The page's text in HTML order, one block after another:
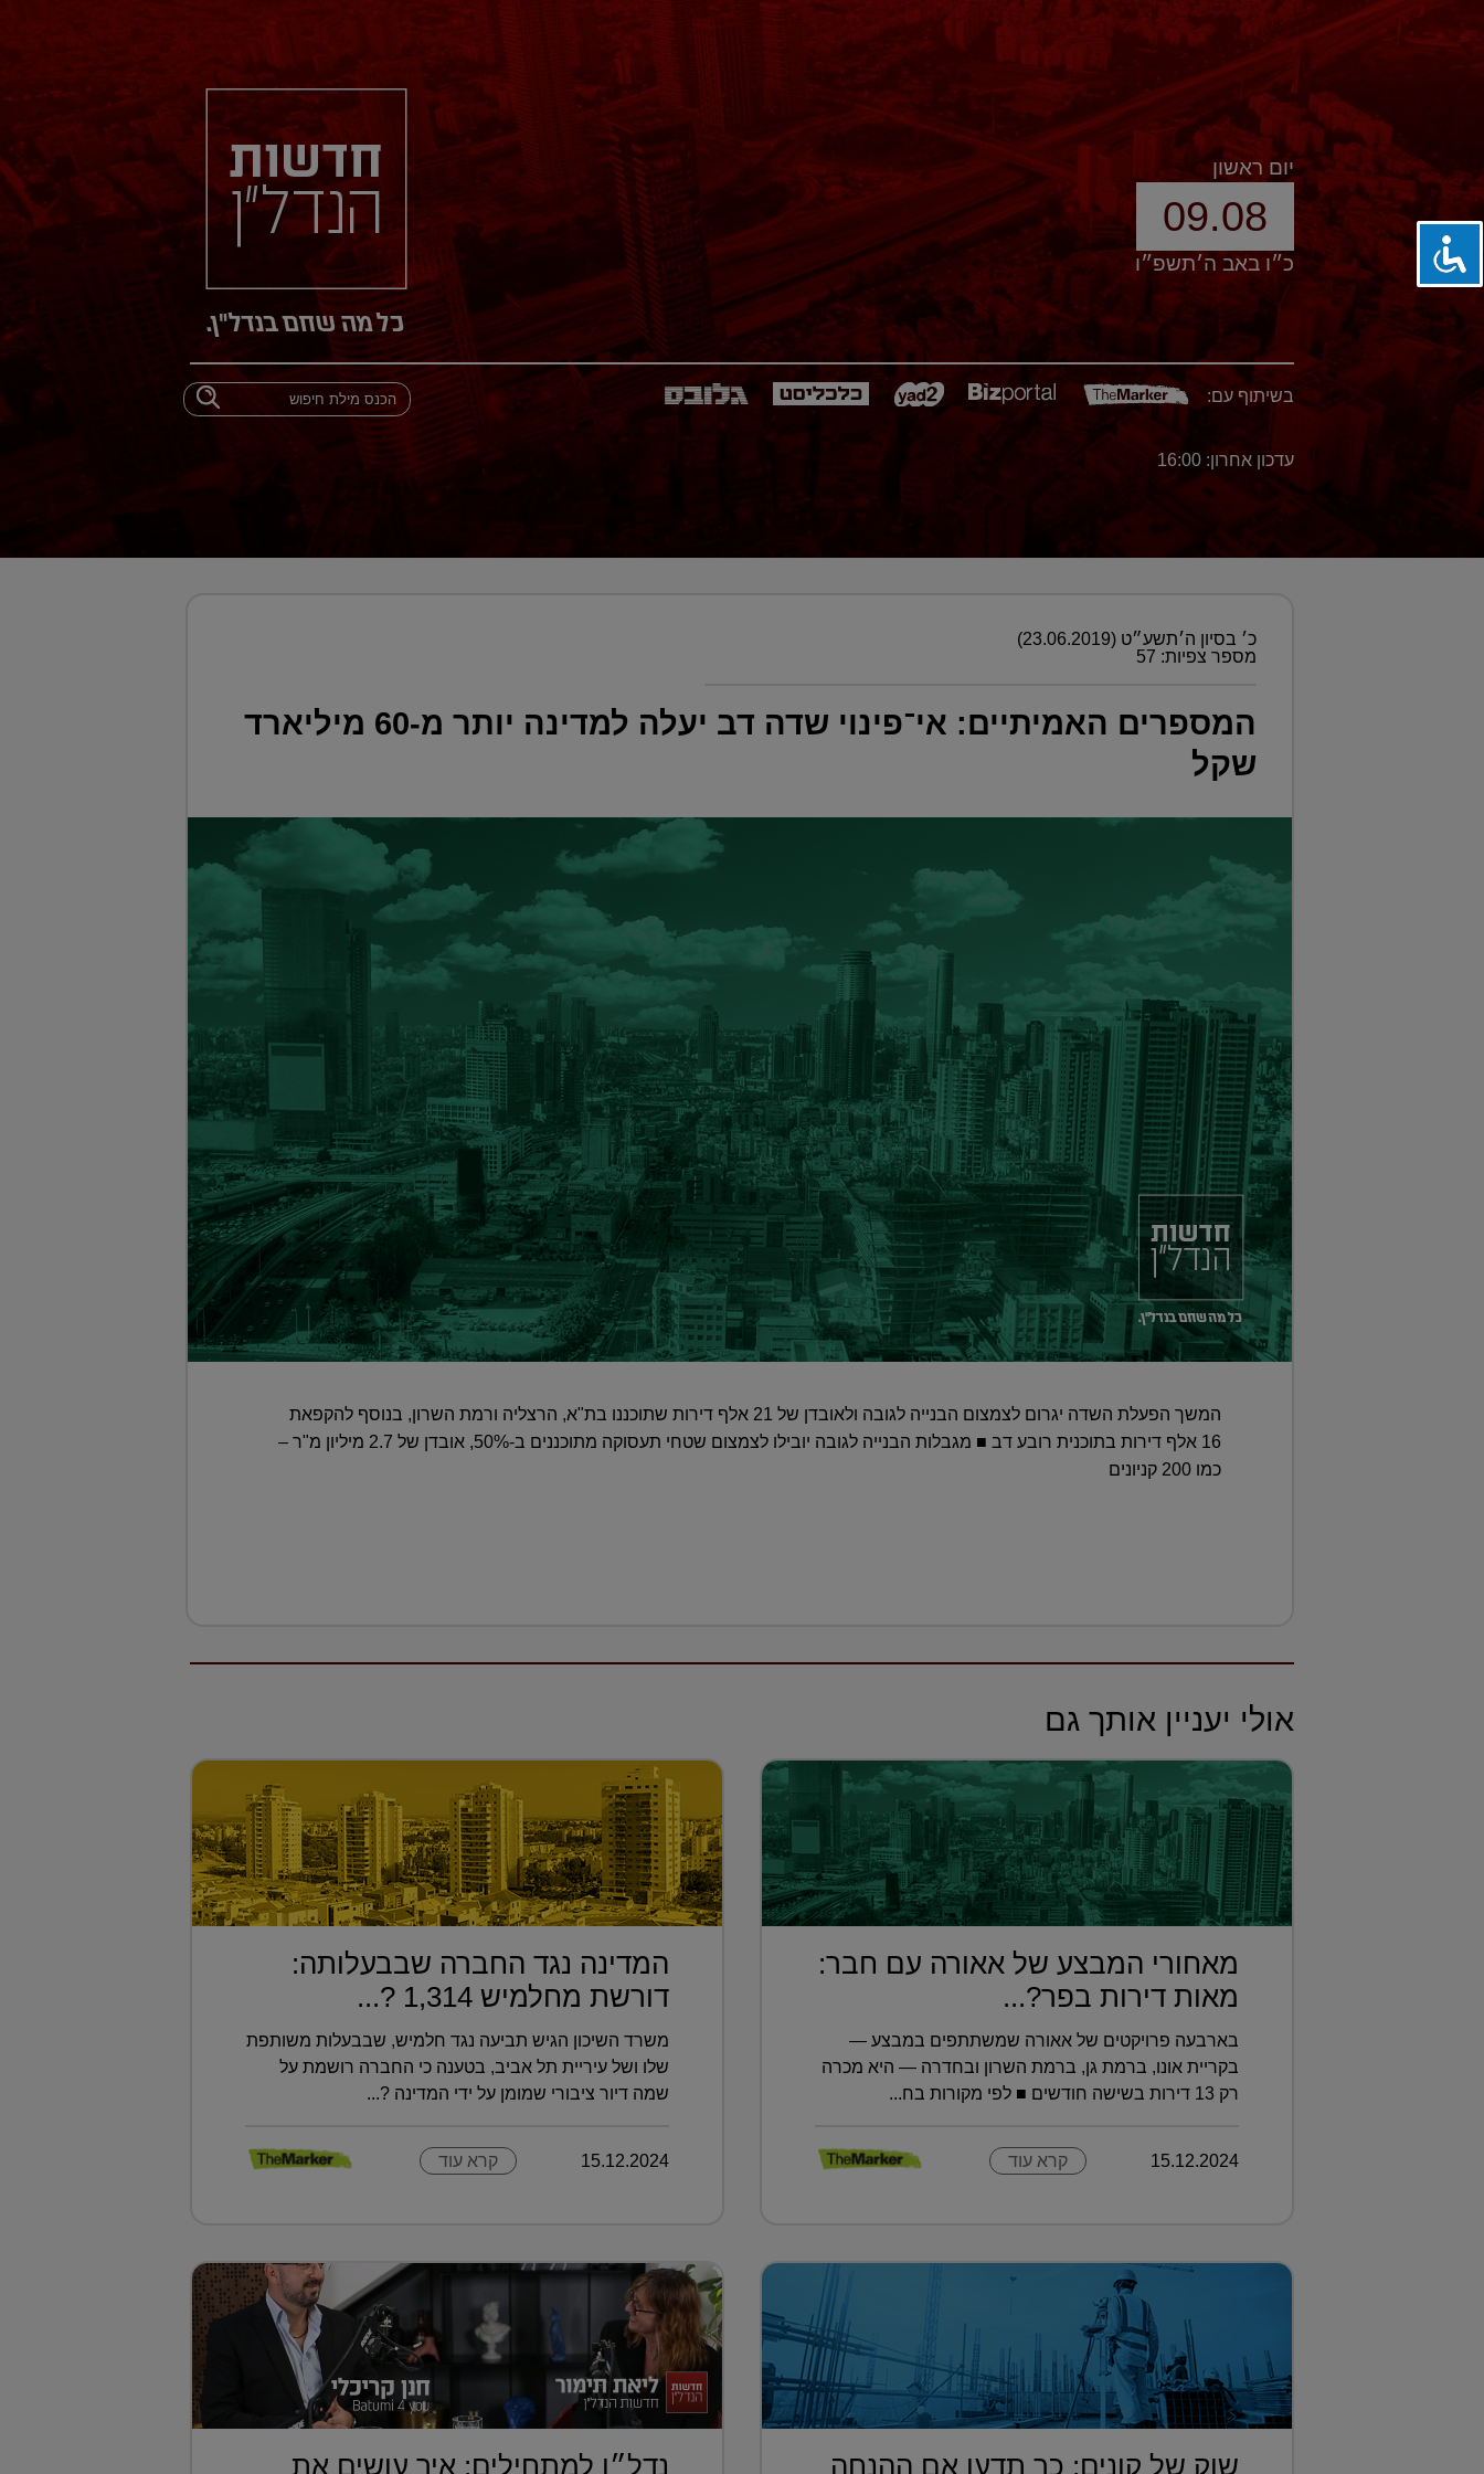
יום ראשון
09.08
כ״ו באב ה׳תשפ״ו
בשיתוף עם:
עדכון אחרון: 16:00
כ׳ בסיון ה׳תשע״ט (23.06.2019)
מספר צפיות: 57
המספרים האמיתיים: אי־פינוי שדה דב יעלה למדינה יותר מ-60 מיליארד
שקל
המשך הפעלת השדה יגרום לצמצום הבנייה לגובה ולאובדן של 21 אלף דירות שתוכננו בת"א, הרצליה ורמת השרון, בנוסף להקפאת
16 אלף דירות בתוכנית רובע דב ■ מגבלות הבנייה לגובה יובילו לצמצום שטחי תעסוקה מתוכננים ב-50%, אובדן של 2.7 מיליון מ"ר –
כמו 200 קניונים
אולי יעניין אותך גם
מאחורי המבצע של אאורה עם חבר:
מאות דירות בפר?...
בארבעה פרויקטים של אאורה שמשתתפים במבצע —
בקריית אונו, ברמת גן, ברמת השרון ובחדרה — היא מכרה
רק 13 דירות בשישה חודשים ■ לפי מקורות בח...
15.12.2024 קרא עוד
המדינה נגד החברה שבבעלותה:
דורשת מחלמיש 1,314 ?...
משרד השיכון הגיש תביעה נגד חלמיש, שבבעלות משותפת
שלו ושל עיריית תל אביב, בטענה כי החברה רושמת על
שמה דיור ציבורי שמומן על ידי המדינה ?...
15.12.2024 קרא עוד
שוק של קונים: כך תדעו אם ההנחה נדל״ן למתחילים: איך עושים את